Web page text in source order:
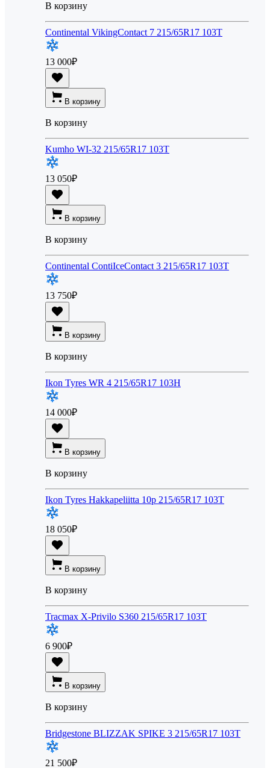
В корзину
Continental VikingContact 7 215/65R17 103T
13 000₽
В корзину
В корзину
Kumho WI-32 215/65R17 103T
13 050₽
В корзину
В корзину
Continental ContiIceContact 3 215/65R17 103T
13 750₽
В корзину
В корзину
Ikon Tyres WR 4 215/65R17 103H
14 000₽
В корзину
В корзину
Ikon Tyres Hakkapeliitta 10p 215/65R17 103T
18 050₽
В корзину
В корзину
Tracmax X-Privilo S360 215/65R17 103T
6 900₽
В корзину
В корзину
Bridgestone BLIZZAK SPIKE 3 215/65R17 103T
21 500₽